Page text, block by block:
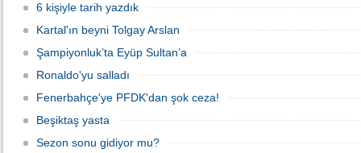
6 kişiyle tarih yazdık
Kartal'ın beyni Tolgay Arslan
Şampiyonluk’ta Eyüp Sultan’a
Ronaldo'yu salladı
Fenerbahçe'ye PFDK'dan şok ceza!
Beşiktaş yasta
Sezon sonu gidiyor mu?